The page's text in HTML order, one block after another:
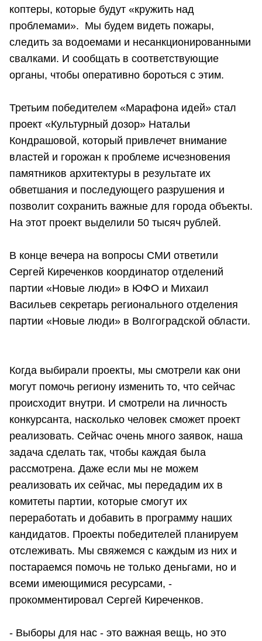
коптеры, которые будут «кружить над
проблемами». Мы будем видеть пожары,
следить за водоемами и несанкционированными
свалками. И сообщать в соответствующие
органы, чтобы оперативно бороться с этим.
Третьим победителем «Марафона идей» стал
проект «Культурный дозор» Натальи
Кондрашовой, который привлечет внимание
властей и горожан к проблеме исчезновения
памятников архитектуры в результате их
обветшания и последующего разрушения и
позволит сохранить важные для города объекты.
На этот проект выделили 50 тысяч рублей.
В конце вечера на вопросы СМИ ответили
Сергей Киреченков координатор отделений
партии «Новые люди» в ЮФО и Михаил
Васильев секретарь регионального отделения
партии «Новые люди» в Волгоградской области.
Когда выбирали проекты, мы смотрели как они
могут помочь региону изменить то, что сейчас
происходит внутри. И смотрели на личность
конкурсанта, насколько человек сможет проект
реализовать. Сейчас очень много заявок, наша
задача сделать так, чтобы каждая была
рассмотрена. Даже если мы не можем
реализовать их сейчас, мы передадим их в
комитеты партии, которые смогут их
переработать и добавить в программу наших
кандидатов. Проекты победителей планируем
отслеживать. Мы свяжемся с каждым из них и
постараемся помочь не только деньгами, но и
всеми имеющимися ресурсами, -
прокомментировал Сергей Киреченков.
- Выборы для нас - это важная вещь, но это